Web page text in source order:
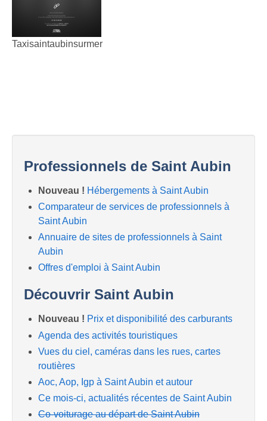
Taxisaintaubinsurmer
Professionnels de Saint Aubin
Nouveau ! Hébergements à Saint Aubin
Comparateur de services de professionnels à
Saint Aubin
Annuaire de sites de professionnels à Saint
Aubin
Offres d'emploi à Saint Aubin
Découvrir Saint Aubin
Nouveau ! Prix et disponibilité des carburants
Agenda des activités touristiques
Vues du ciel, caméras dans les rues, cartes
routières
Aoc, Aop, Igp à Saint Aubin et autour
Ce mois-ci, actualités récentes de Saint Aubin
Co-voiturage au départ de Saint Aubin